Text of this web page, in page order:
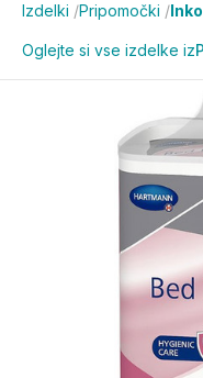
Izdelki /Pripomočki /
Oglejte si vse izdelke iz